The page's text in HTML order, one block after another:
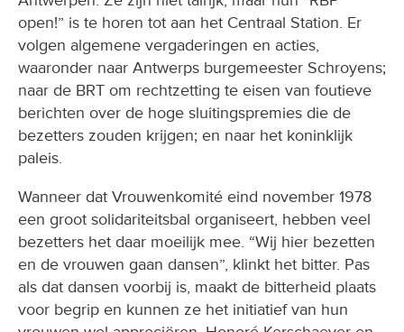
volgen algemene vergaderingen en acties,
waaronder naar Antwerps burgemeester Schroyens;
naar de BRT om rechtzetting te eisen van foutieve
berichten over de hoge sluitingspremies die de
bezetters zouden krijgen; en naar het koninklijk
paleis.
Wanneer dat Vrouwenkomité eind november 1978
bezetters het daar moeilijk mee. “Wij hier bezetten
en de vrouwen gaan dansen”, klinkt het bitter. Pas
als dat dansen voorbij is, maakt de bitterheid plaats
voor begrip en kunnen ze het initiatief van hun
vrouwen wel appreciëren. Honoré Kerschaever en
het Bezetterskomité beseffen heel goed dat ze de